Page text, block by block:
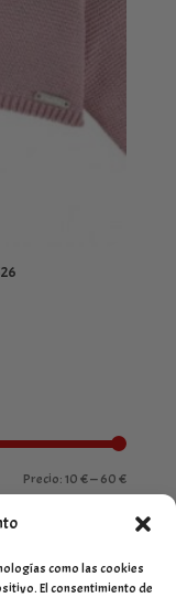
como las cookies
El consentimiento de
Precio
Precio
Precio:10 €—60 €